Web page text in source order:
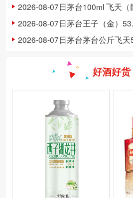
2026-08-07日茅台100ml 飞天（散）53.00度酒价格为
2026-08-07日茅台王子（金）53.00度酒价格为
2026-08-07日茅台茅台公斤飞天53.00度酒价格为
好酒好货